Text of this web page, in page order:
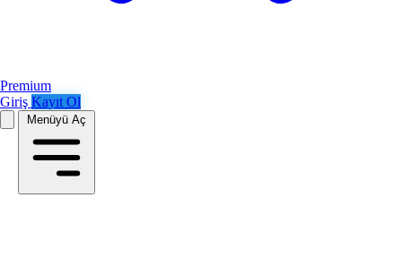
Premium
Giriş Kayıt Ol
Menüyü Aç